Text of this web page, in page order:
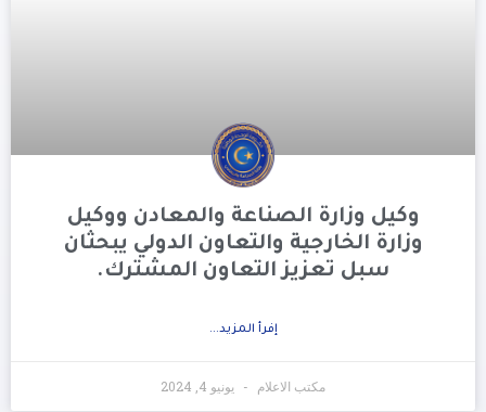
وكيل وزارة الصناعة والمعادن ووكيل
وزارة الخارجية والتعاون الدولي يبحثان
سبل تعزيز التعاون المشترك.
إفرأ المزيد...
مكتب الاعلام يونيو 4, 2024